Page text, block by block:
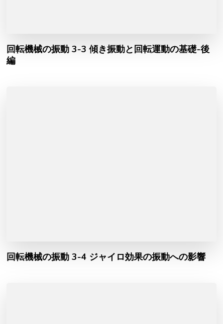
回転機械の振動 3-3 傾き振動と回転運動の基礎-後
編
回転機械の振動 3-4 ジャイロ効果の振動への影響